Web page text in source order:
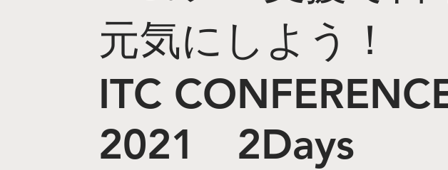
元気にしよう！
ITC
2021 2Days